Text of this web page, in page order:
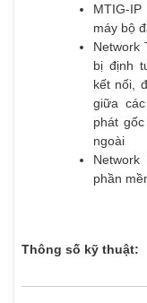
MTIG-IP
máy bộ
Network
bị định
kết nối,
giữa
phát
ngoài
Network
phần
Thông số kỹ thuật: